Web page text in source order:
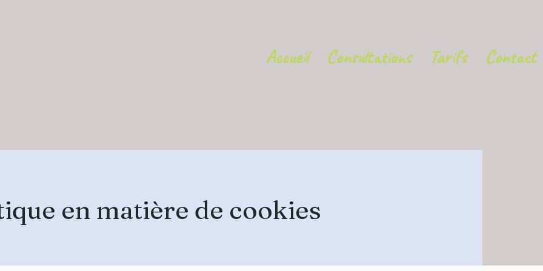
Accueil Consultations Tarifs
Contact
en matière de cookies